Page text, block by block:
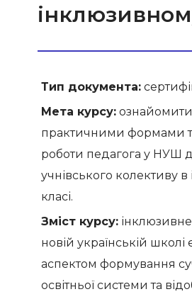
Тип документа:
Мета курсу: ознайомити
практичними формами
роботи педагога у НУШ
учнівського колективу
класі.
Зміст курсу:
новій українській
аспектом формування
освітньої системи та